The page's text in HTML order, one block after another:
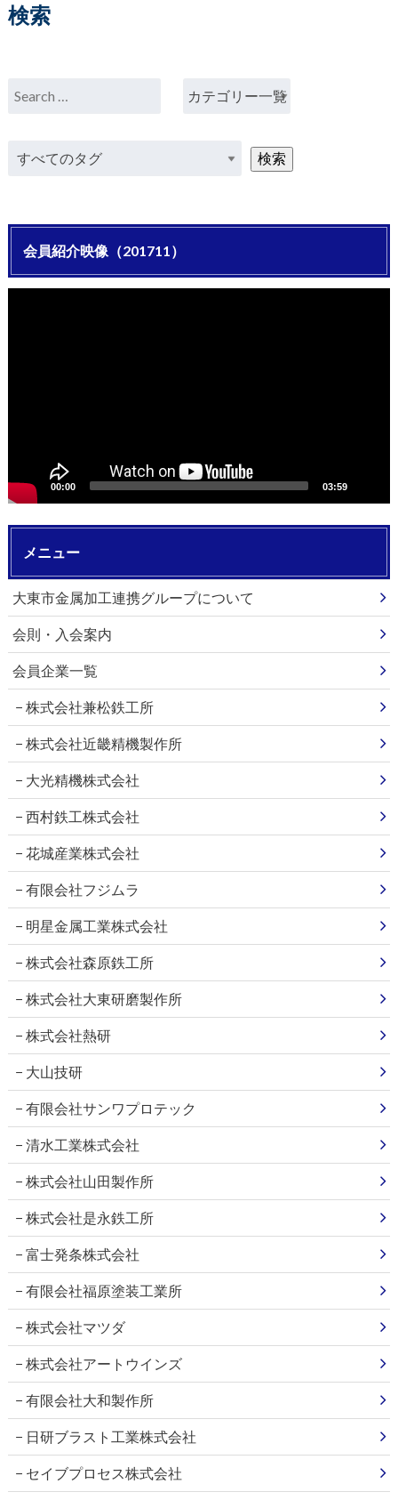
検索
会員紹介映像（201711）
00:00 03:59
メニュー
大東市金属加工連携グループについて
会則・入会案内
会員企業一覧
株式会社兼松鉄工所
株式会社近畿精機製作所
大光精機株式会社
西村鉄工株式会社
花城産業株式会社
有限会社フジムラ
明星金属工業株式会社
株式会社森原鉄工所
株式会社大東研磨製作所
株式会社熱研
大山技研
有限会社サンワプロテック
清水工業株式会社
株式会社山田製作所
株式会社是永鉄工所
富士発条株式会社
有限会社福原塗装工業所
株式会社マツダ
株式会社アートウインズ
有限会社大和製作所
日研ブラスト工業株式会社
セイブプロセス株式会社